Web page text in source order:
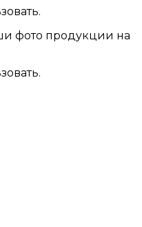
фото продукции на